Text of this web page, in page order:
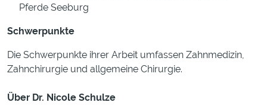
Pferde Seeburg
Schwerpunkte
Die Schwerpunkte ihrer Arbeit umfassen Zahnmedizin,
Zahnchirurgie und allgemeine Chirurgie.
Über Dr. Nicole Schulze